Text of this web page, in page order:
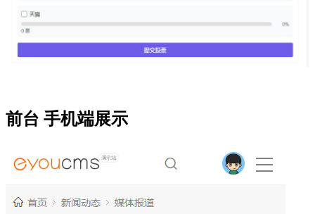
前台 手机端展示